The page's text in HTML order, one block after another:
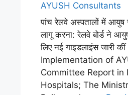
AYUSH Consultants
पांच रेलवे अस्पतालों में आयुष
लागू करना: रेलवे बोर्ड ने
लिए नई गाइडलाइंस जारी कीं
Implementation of
Committee Report in
Hospitals; The